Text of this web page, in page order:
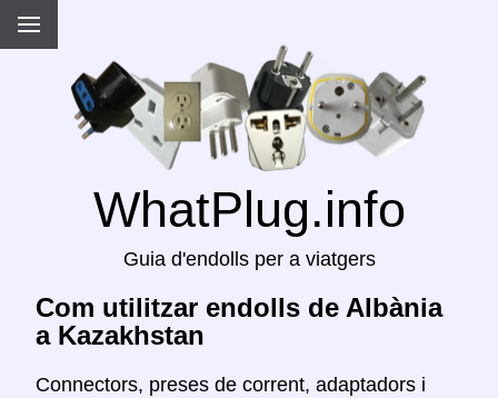
WhatPlug.info
Guia d'endolls per a viatgers
Com utilitzar endolls de Albània
a Kazakhstan
Connectors, preses de corrent, adaptadors i